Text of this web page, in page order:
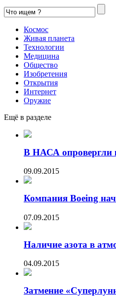
Космос
Живая планета
Технологии
Медицина
Общество
Изобретения
Открытия
Интернет
Оружие
Ещё в разделе
В НАСА опровергли
09.09.2015
Компания Boeing
07.09.2015
Наличие азота в
04.09.2015
Затмение